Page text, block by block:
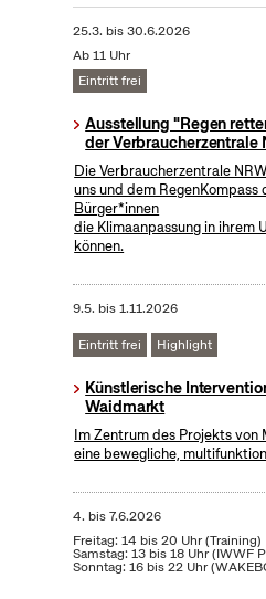
25.3. bis30.6.2026
Ab 11 Uhr
Eintritt frei
Ausstellung "Regen
der Verbraucherzentrale
Die Verbraucherzentrale
uns und dem RegenKompass
Bürger*innen
die Klimaanpassung in ihrem
können.
9.5. bis1.11.2026
Eintritt frei Highlight
Künstlerische
Waidmarkt
Im Zentrum des Projekts von
eine bewegliche,
4. bis7.6.2026
Freitag: 14 bis 20 Uhr (Training)
Samstag: 13 bis 18 Uhr (IWWF
Sonntag: 16 bis 22 Uhr